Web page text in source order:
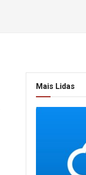
Mais Lidas